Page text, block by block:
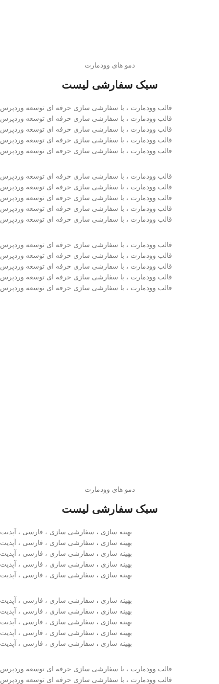
دمو های وودمارت
سبک سفارشی لیست
قالب وودمارت ، با سفارشی سازی حرفه ای توسعه وردپرس
قالب وودمارت ، با سفارشی سازی حرفه ای توسعه وردپرس
قالب وودمارت ، با سفارشی سازی حرفه ای توسعه وردپرس
قالب وودمارت ، با سفارشی سازی حرفه ای توسعه وردپرس
قالب وودمارت ، با سفارشی سازی حرفه ای توسعه وردپرس
قالب وودمارت ، با سفارشی سازی حرفه ای توسعه وردپرس
قالب وودمارت ، با سفارشی سازی حرفه ای توسعه وردپرس
قالب وودمارت ، با سفارشی سازی حرفه ای توسعه وردپرس
قالب وودمارت ، با سفارشی سازی حرفه ای توسعه وردپرس
قالب وودمارت ، با سفارشی سازی حرفه ای توسعه وردپرس
قالب وودمارت ، با سفارشی سازی حرفه ای توسعه وردپرس
قالب وودمارت ، با سفارشی سازی حرفه ای توسعه وردپرس
قالب وودمارت ، با سفارشی سازی حرفه ای توسعه وردپرس
قالب وودمارت ، با سفارشی سازی حرفه ای توسعه وردپرس
قالب وودمارت ، با سفارشی سازی حرفه ای توسعه وردپرس
دمو های وودمارت
سبک سفارشی لیست
بهینه سازی ، سفارشی سازی ، فارسی ، آپدیت
بهینه سازی ، سفارشی سازی ، فارسی ، آپدیت
بهینه سازی ، سفارشی سازی ، فارسی ، آپدیت
بهینه سازی ، سفارشی سازی ، فارسی ، آپدیت
بهینه سازی ، سفارشی سازی ، فارسی ، آپدیت
بهینه سازی ، سفارشی سازی ، فارسی ، آپدیت
بهینه سازی ، سفارشی سازی ، فارسی ، آپدیت
بهینه سازی ، سفارشی سازی ، فارسی ، آپدیت
بهینه سازی ، سفارشی سازی ، فارسی ، آپدیت
بهینه سازی ، سفارشی سازی ، فارسی ، آپدیت
قالب وودمارت ، با سفارشی سازی حرفه ای توسعه وردپرس
قالب وودمارت ، با سفارشی سازی حرفه ای توسعه وردپرس